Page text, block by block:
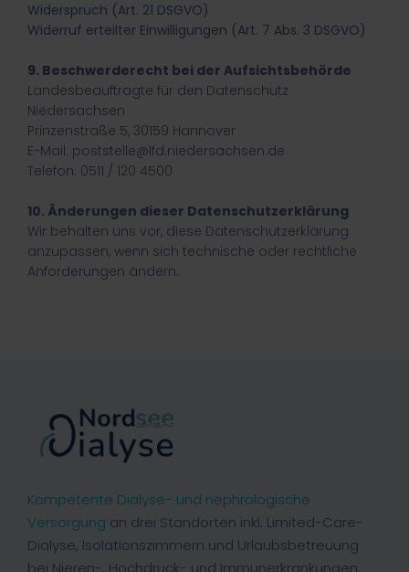
Widerspruch (Art. 21 DSGVO)
Widerruf erteilter Einwilligungen (Art. 7 Abs. 3 DSGVO)
9. Beschwerderecht bei der Aufsichtsbehörde
Landesbeauftragte für den Datenschutz
Niedersachsen
Prinzenstraße 5, 30159 Hannover
E-Mail: poststelle@lfd.niedersachsen.de
Telefon: 0511 / 120 4500
10. Änderungen dieser Datenschutzerklärung
Wir behalten uns vor, diese Datenschutzerklärung
anzupassen, wenn sich technische oder rechtliche
Anforderungen ändern.
Kompetente Dialyse- und nephrologische
Versorgung an drei Standorten inkl. Limited-Care-
Dialyse, Isolationszimmern und Urlaubsbetreuung
bei Nieren-, Hochdruck- und Immunerkrankungen.